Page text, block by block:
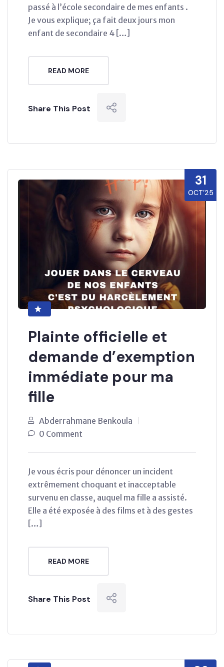
passé à l’école secondaire de mes enfants .
Je vous explique; ça fait deux jours mon
enfant de secondaire 4 […]
READ MORE
Share This Post
31
OCT’25
Plainte officielle et
demande d’exemption
immédiate pour ma
fille
Abderrahmane Benkoula
0 Comment
Je vous écris pour dénoncer un incident
extrêmement choquant et inacceptable
survenu en classe, auquel ma fille a assisté.
Elle a été exposée à des films et à des gestes
[…]
READ MORE
Share This Post